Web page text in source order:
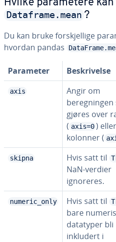
Hvilke parametere
Dataframe.mean ?
Du kan bruke forskjellige
hvordan pandas
Parameter Beskrivelse
axis
Angir om
beregningen
gjøres over
( axis=0 ) eller
kolonner (
skipna Hvis satt til
NaN-verdier
ignoreres.
numeric_only Hvis satt til
bare
datatyper bli
inkludert i